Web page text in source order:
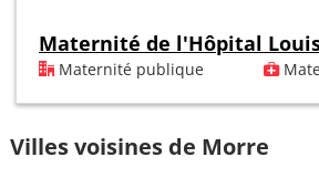
Maternité de l'Hôpital
Maternité publique
Villes voisines de Morre